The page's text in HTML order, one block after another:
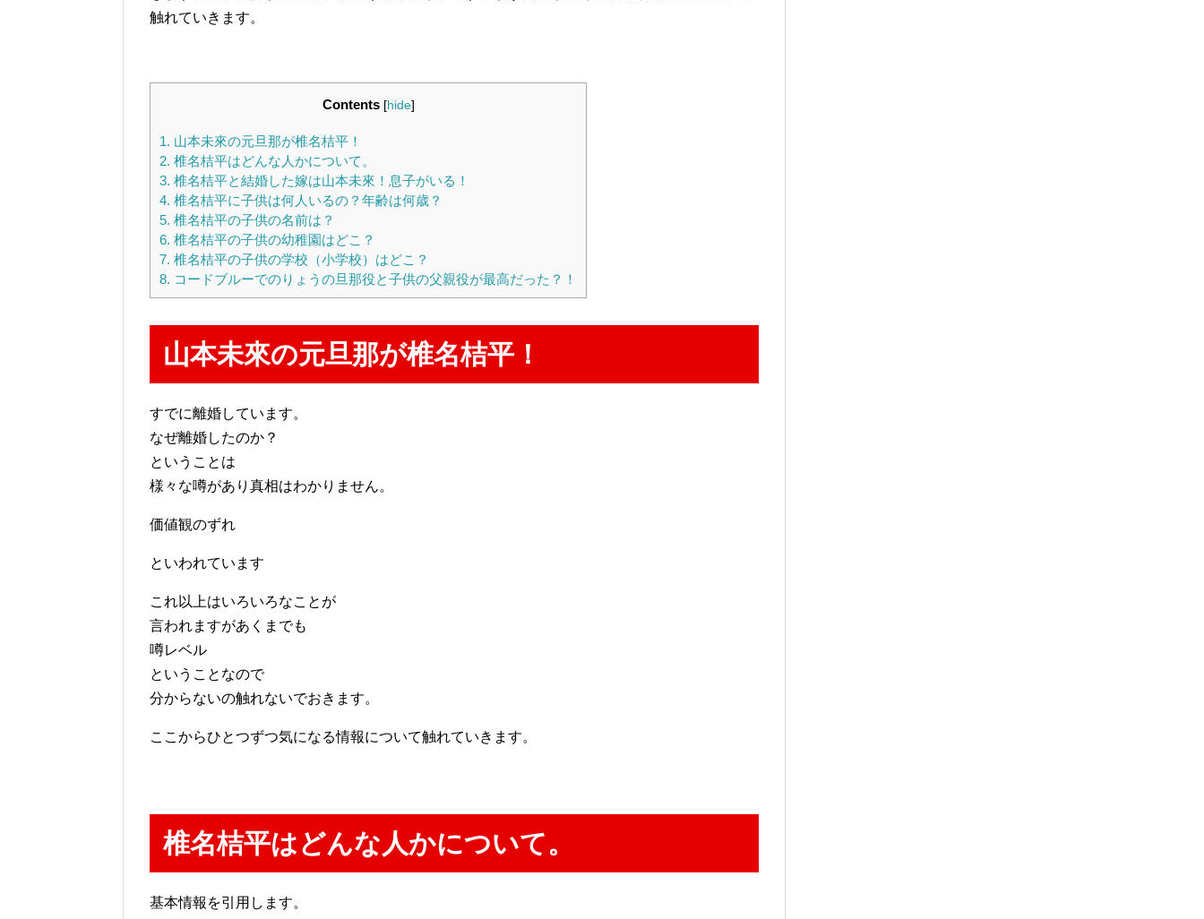
触れていきます。
Contents [hide]
1. 山本未來の元旦那が椎名桔平！
2. 椎名桔平はどんな人かについて。
3. 椎名桔平と結婚した嫁は山本未來！息子がいる！
4. 椎名桔平に子供は何人いるの？年齢は何歳？
5. 椎名桔平の子供の名前は？
6. 椎名桔平の子供の幼稚園はどこ？
7. 椎名桔平の子供の学校（小学校）はどこ？
8. コードブルーでのりょうの旦那役と子供の父親役が最高だった？！
山本未來の元旦那が椎名桔平！
すでに離婚しています。
なぜ離婚したのか？
ということは
様々な噂があり真相はわかりません。
価値観のずれ
といわれています
これ以上はいろいろなことが
言われますがあくまでも
噂レベル
ということなので
分からないの触れないでおきます。
ここからひとつずつ気になる情報について触れていきます。
椎名桔平はどんな人かについて。
基本情報を引用します。